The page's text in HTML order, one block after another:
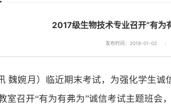
2017级生物技术专业召开“有为
发布时间：2018-01-02
魏婉月）临近期末考试，为强化学生诚
室召开“有为有弗为”诚信考试主题班会